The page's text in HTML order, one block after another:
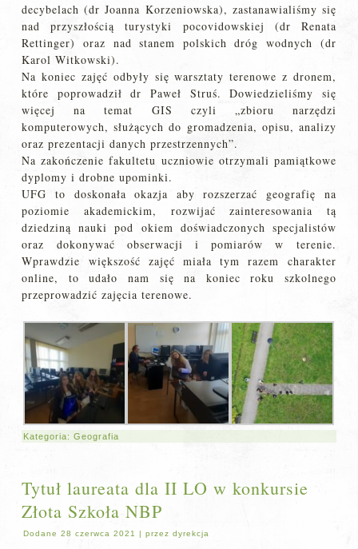
decybelach (dr Joanna Korzeniowska), zastanawialiśmy się
nad przyszłością turystyki pocovidowskiej (dr Renata
Rettinger) oraz nad stanem polskich dróg wodnych (dr
Karol Witkowski).
Na koniec zajęć odbyły się warsztaty terenowe z dronem,
które poprowadził dr Paweł Struś. Dowiedzieliśmy się
więcej na temat GIS czyli „zbioru narzędzi
komputerowych, służących do gromadzenia, opisu, analizy
oraz prezentacji danych przestrzennych”.
Na zakończenie fakultetu uczniowie otrzymali pamiątkowe
dyplomy i drobne upominki.
UFG to doskonała okazja aby rozszerzać geografię na
poziomie akademickim, rozwijać zainteresowania tą
dziedziną nauki pod okiem doświadczonych specjalistów
oraz dokonywać obserwacji i pomiarów w terenie.
Wprawdzie większość zajęć miała tym razem charakter
online, to udało nam się na koniec roku szkolnego
przeprowadzić zajęcia terenowe.
Kategoria:Geografia
Tytuł laureata dla II LO w konkursie
Złota Szkoła NBP
Dodane 28 czerwca 2021 |przez dyrekcja